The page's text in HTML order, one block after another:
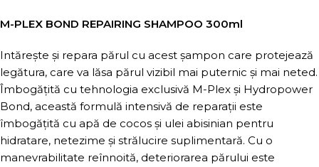
M-PLEX BOND REPAIRING SHAMPOO 300ml
Intărește și repara părul cu acest șampon care protejează
legătura, care va lăsa părul vizibil mai puternic și mai neted.
Îmbogățită cu tehnologia exclusivă M-Plex și Hydropower
Bond, această formulă intensivă de reparații este
îmbogățită cu apă de cocos și ulei abisinian pentru
hidratare, netezime și strălucire suplimentară. Cu o
manevrabilitate reînnoită, deteriorarea părului este